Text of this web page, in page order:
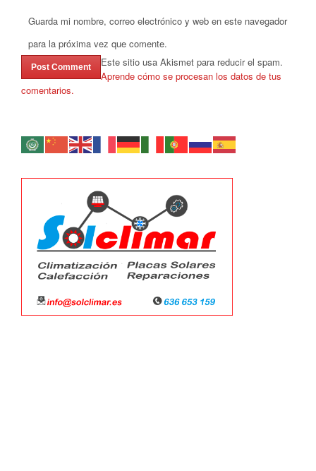
Guarda mi nombre, correo electrónico y web en este navegador
para la próxima vez que comente.
Este sitio usa Akismet para reducir el spam.
Aprende cómo se procesan los datos de tus
comentarios.